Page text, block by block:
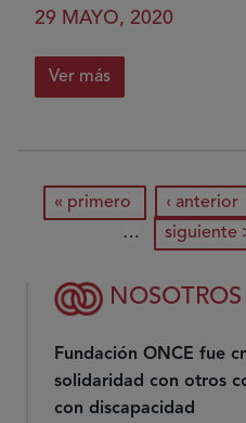
cuarentena
29 MAYO, 2020
Ver más
sobre
colitis
ulcerosa,
vivir
Paginación
primera página
« primero página
‹ anterior
…
siguiente
siguiente
NOSOTROS
Fundación ONCE fue
solidaridad con otros
con discapacidad